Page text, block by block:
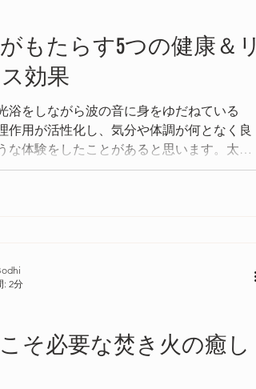
もたらす5つの健康＆リ
効果
浴をしながら波の音に身をゆだねている
作用が活性化し、気分や体調が何となく良
な体験をしたことがあると思います。太陽
生命の源とも言える海が紡ぎ出す波の音を
人間にとって最も健康的でリラックスでき
そ必要な焚き火の癒し
: 2分